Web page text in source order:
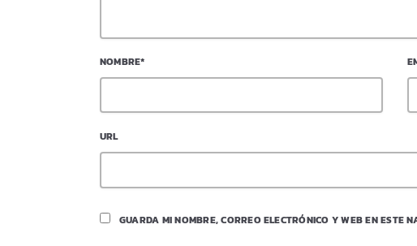
NOMBRE*
URL
GUARDA MI NOMBRE, CORREO ELECTRÓNICO Y WEB EN ESTE